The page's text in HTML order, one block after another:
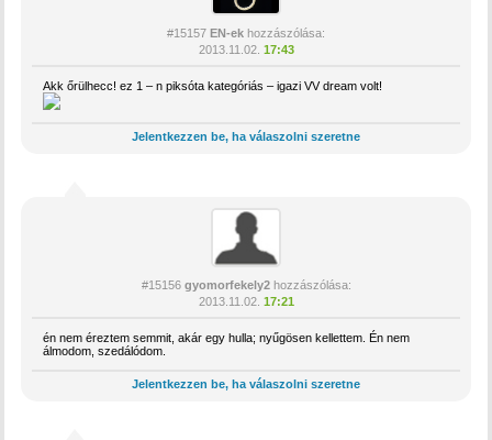
#15157 EN-ek hozzászólása:
2013.11.02. 17:43
Akk őrülhecc! ez 1 – n piksóta kategóriás – igazi VV dream volt!
Jelentkezzen be, ha válaszolni szeretne
#15156 gyomorfekely2hozzászólása:
2013.11.02. 17:21
én nem éreztem semmit, akár egy hulla; nyűgösen kellettem. Én nem
álmodom, szedálódom.
Jelentkezzen be, ha válaszolni szeretne